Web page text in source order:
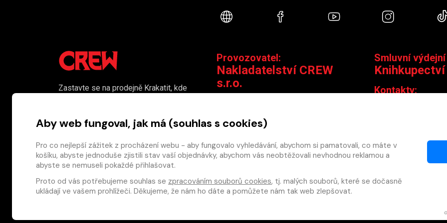
Webové stránkyFacebookYouTube
Zastavte se na prodejně Krakatit, kde
komiksu.
Prodejna je i naším smluvním výdejním
místem pro osobní odběr objednaného
zboží.
Nakladatelství CREW s.r.o. © 2026
Provozovatel:
Nakladatelství CREW
s.r.o.
Čáslavská 15/1793, 130 00 Praha 3
+420 603 580 756
Smluvní
Kontakty:
Otevírací doba:
9:30–18:30
SO
Aby web fungoval, jak má (souhlas s cookies)
Pro co nejlepší zážitek z procházení webu - aby fungovalo vyhledávání, abychom si pamatovali, co máte v
košíku, abyste jednoduše zjistili stav vaší objednávky, abychom vás neobtěžovali nevhodnou reklamou a
abyste se nemuseli pokaždé přihlašovat.
Proto od vás potřebujeme souhlas se zpracováním souborů cookies, tj. malých souborů, které se dočasně
ukládají ve vašem prohlížeči. Děkujeme, že nám ho dáte a pomůžete nám tak web zlepšovat.